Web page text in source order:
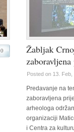
0
Žabljak
Posted on 13.
Predavanje na
zaboravljena
arheologa
organizaciji
i Centra za